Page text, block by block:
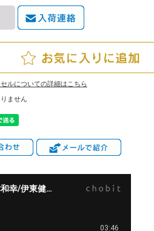
ルについての詳細はこちら
ません